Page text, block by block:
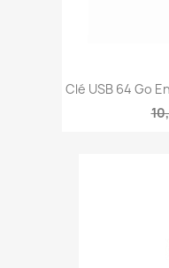
Clé USB 64 Go